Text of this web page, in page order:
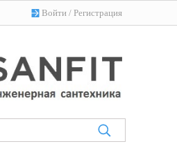
Войти / Регистрация